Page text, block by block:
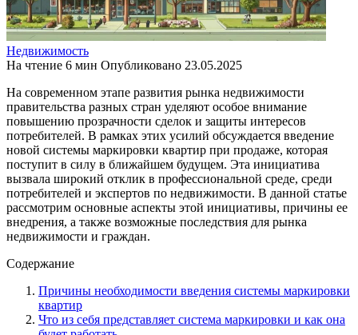
Недвижимость
На чтение 6 мин Опубликовано 23.05.2025
На современном этапе развития рынка недвижимости
правительства разных стран уделяют особое внимание
повышению прозрачности сделок и защиты интересов
потребителей. В рамках этих усилий обсуждается введение
новой системы маркировки квартир при продаже, которая
поступит в силу в ближайшем будущем. Эта инициатива
вызвала широкий отклик в профессиональной среде, среди
потребителей и экспертов по недвижимости. В данной статье
рассмотрим основные аспекты этой инициативы, причины ее
внедрения, а также возможные последствия для рынка
недвижимости и граждан.
Содержание
Причины необходимости введения системы маркировки
квартир
Что из себя представляет система маркировки и как она